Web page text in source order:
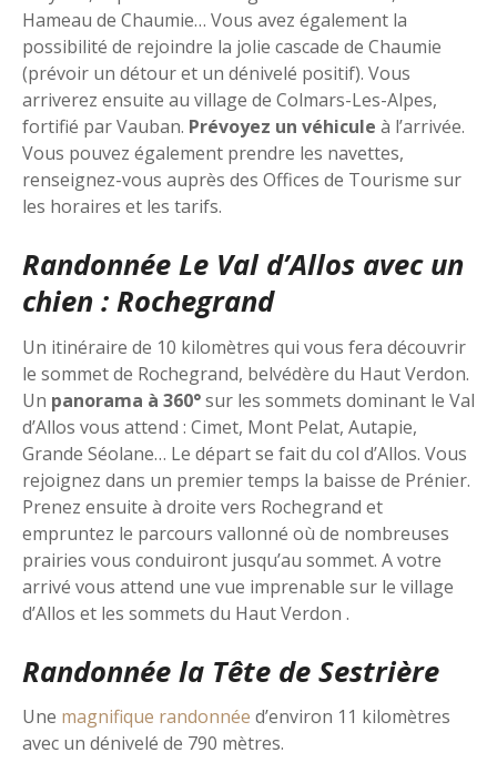
Hameau de Chaumie… Vous avez également la
possibilité de rejoindre la jolie cascade de Chaumie
(prévoir un détour et un dénivelé positif). Vous
arriverez ensuite au village de Colmars-Les-Alpes,
fortifié par Vauban. Prévoyez un véhicule à l’arrivée.
Vous pouvez également prendre les navettes,
renseignez-vous auprès des Offices de Tourisme sur
les horaires et les tarifs.
Randonnée Le Val d’Allos avec un
chien : Rochegrand
Un itinéraire de 10 kilomètres qui vous fera découvrir
le sommet de Rochegrand, belvédère du Haut Verdon.
Un panorama à 360°sur les sommets dominant le Val
d’Allos vous attend : Cimet, Mont Pelat, Autapie,
Grande Séolane… Le départ se fait du col d’Allos. Vous
rejoignez dans un premier temps la baisse de Prénier.
Prenez ensuite à droite vers Rochegrand et
empruntez le parcours vallonné où de nombreuses
prairies vous conduiront jusqu’au sommet. A votre
arrivé vous attend une vue imprenable sur le village
d’Allos et les sommets du Haut Verdon .
Randonnée la Tête de Sestrière
Une magnifique randonnée d’environ 11 kilomètres
avec un dénivelé de 790 mètres.